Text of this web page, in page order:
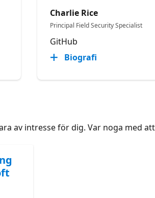
Charlie Rice
Principal Field Security Specialist
GitHub
Biografi
av intresse för dig. Var noga med